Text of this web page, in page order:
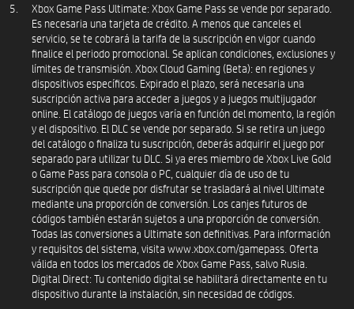
Xbox Game Pass Ultimate: Xbox Game Pass se vende por separado.
Es necesaria una tarjeta de crédito. A menos que canceles el
servicio, se te cobrará la tarifa de la suscripción en vigor cuando
finalice el periodo promocional. Se aplican condiciones, exclusiones y
límites de transmisión. Xbox Cloud Gaming (Beta): en regiones y
dispositivos específicos. Expirado el plazo, será necesaria una
suscripción activa para acceder a juegos y a juegos multijugador
online. El catálogo de juegos varía en función del momento, la región
y el dispositivo. El DLC se vende por separado. Si se retira un juego
del catálogo o finaliza tu suscripción, deberás adquirir el juego por
separado para utilizar tu DLC. Si ya eres miembro de Xbox Live Gold
o Game Pass para consola o PC, cualquier día de uso de tu
suscripción que quede por disfrutar se trasladará al nivel Ultimate
mediante una proporción de conversión. Los canjes futuros de
códigos también estarán sujetos a una proporción de conversión.
Todas las conversiones a Ultimate son definitivas. Para información
y requisitos del sistema, visita www.xbox.com/gamepass. Oferta
válida en todos los mercados de Xbox Game Pass, salvo Rusia.
Digital Direct: Tu contenido digital se habilitará directamente en tu
dispositivo durante la instalación, sin necesidad de códigos.​